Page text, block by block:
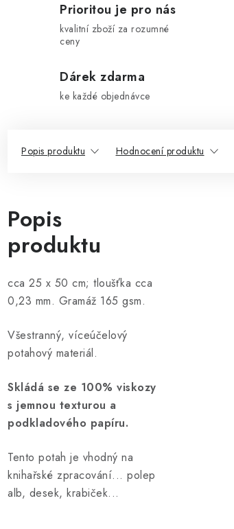
Prioritou je pro nás
kvalitní zboží za rozumné
ceny
Dárek zdarma
ke každé objednávce
Popis produktu Hodnocení produktu
Popis
produktu
cca 25 x 50 cm; tloušťka cca
0,23 mm. Gramáž 165 gsm.
Všestranný, víceúčelový
potahový materiál.
Skládá se ze 100% viskozy
s jemnou texturou a
podkladového papíru.
Tento potah je vhodný na
knihařské zpracování... polep
alb, desek, krabiček...